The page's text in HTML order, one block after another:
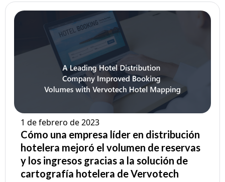
1 de febrero de 2023
Cómo una empresa líder en distribución
hotelera mejoró el volumen de reservas
y los ingresos gracias a la solución de
cartografía hotelera de Vervotech